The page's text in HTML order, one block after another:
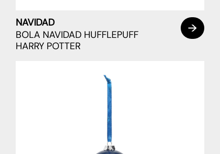
NAVIDAD
BOLA NAVIDAD HUFFLEPUFF
HARRY POTTER